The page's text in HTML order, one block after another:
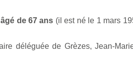
de 67 ans (il est né le 1 mars
déléguée de Grèzes, Jean-